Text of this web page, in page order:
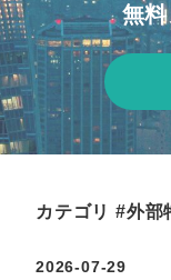
無
カテゴリ #外部
2026-07-29